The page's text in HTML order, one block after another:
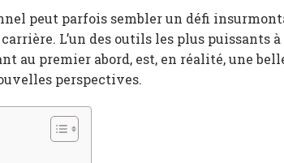
peut parfois sembler un défi
L’un des outils les plus puissants
au premier abord, est, en réalité, une
perspectives.